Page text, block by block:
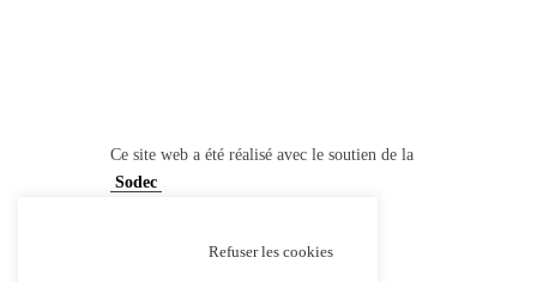
Ce site web a été réalisé avec le soutien de la
Sodec
Refuser les cookies